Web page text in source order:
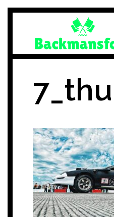
content